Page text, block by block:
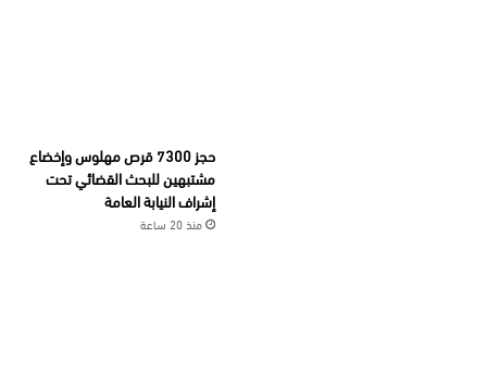
حجز 7300 قرص مهلوس وإخضاع
مشتبهين للبحث القضائي تحت
إشراف النيابة العامة
منذ 20 ساعة